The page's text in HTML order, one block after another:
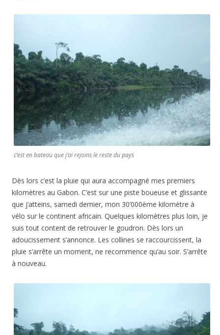
c’est en bateau que j’ai rejoins le reste du pays
Dès lors c’est la pluie qui aura accompagné mes premiers
kilomètres au Gabon. C’est sur une piste boueuse et glissante
que j’atteins, samedi dernier, mon 30’000ème kilomètre à
vélo sur le continent africain. Quelques kilomètres plus loin, je
suis tout content de retrouver le goudron. Dès lors un
adoucissement s’annonce. Les collines se raccourcissent, la
pluie s’arrête un moment, ne recommence qu’au soir. S’arrête
à nouveau.